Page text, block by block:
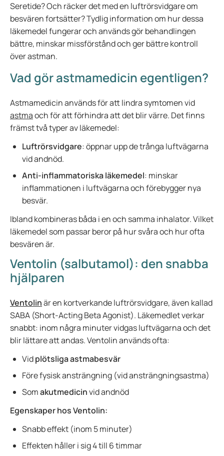
Seretide? Och räcker det med en luftrörsvidgare om
besvären fortsätter? Tydlig information om hur dessa
läkemedel fungerar och används gör behandlingen
bättre, minskar missförstånd och ger bättre kontroll
över astman.
Vad gör astmamedicin egentligen?
Astmamedicin används för att lindra symtomen vid
astmaoch för att förhindra att det blir värre. Det finns
främst två typer av läkemedel:
Luftrörsvidgare: öppnar upp de trånga luftvägarna
vid andnöd.
Anti-inflammatoriska läkemedel: minskar
inflammationen i luftvägarna och förebygger nya
besvär.
Ibland kombineras båda i en och samma inhalator. Vilket
läkemedel som passar beror på hur svåra och hur ofta
besvären är.
Ventolin (salbutamol): den snabba
hjälparen
Ventolinär en kortverkande luftrörsvidgare, även kallad
SABA (Short-Acting Beta Agonist). Läkemedlet verkar
snabbt: inom några minuter vidgas luftvägarna och det
blir lättare att andas. Ventolin används ofta:
Vidplötsliga astmabesvär
Före fysisk ansträngning (vid ansträngningsastma)
Somakutmedicinvid andnöd
Egenskaper hos Ventolin:
Snabb effekt (inom 5 minuter)
Effekten håller i sig 4 till 6 timmar